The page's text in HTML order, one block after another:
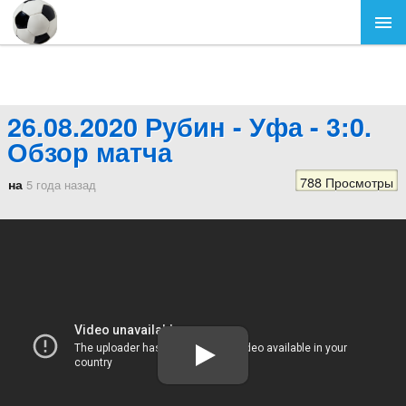
26.08.2020 Рубин - Уфа - 3:0.
Обзор матча
на 5 года назад 788 Просмотры